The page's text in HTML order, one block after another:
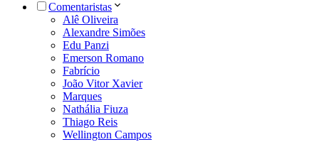
Comentaristas
Alê Oliveira
Alexandre Simões
Edu Panzi
Emerson Romano
Fabrício
João Vitor Xavier
Marques
Nathália Fiuza
Thiago Reis
Wellington Campos